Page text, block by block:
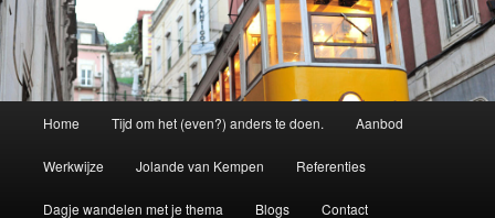
Home Tijd om het (even?) anders te doen. Aanbod
Werkwijze Jolande van Kempen Referenties
Dagje wandelen met je thema Blogs Contact